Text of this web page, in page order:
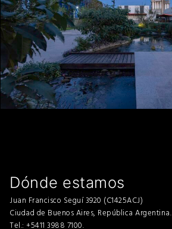
Dónde estamos
Juan Francisco Seguí 3920 (C1425ACJ)
Ciudad de Buenos Aires, República Argentina.
Tel.: +5411 3988 7100.